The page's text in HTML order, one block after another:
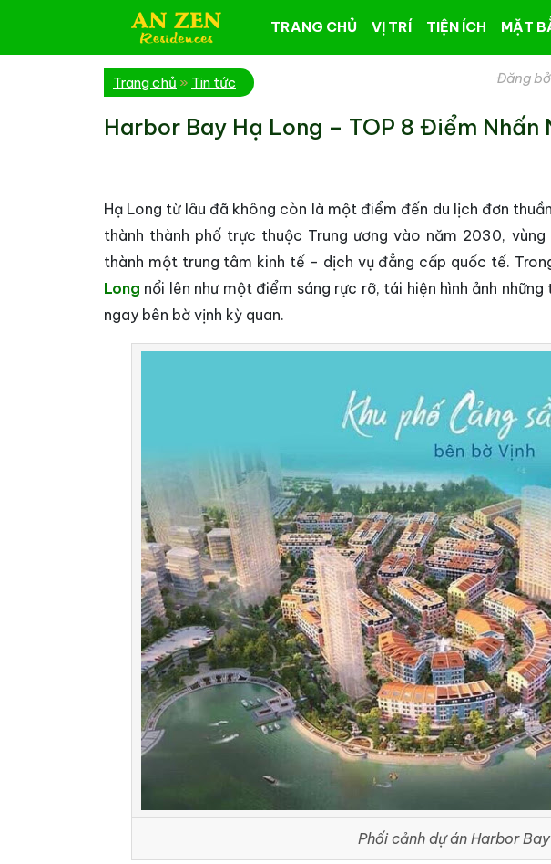
TRANG CHỦ VỊ TRÍ TIỆN ÍCH MẶT
Trang chủ » Tin tức Đăng
Harbor Bay Hạ Long – TOP 8 Điểm Nhấn
Hạ Long từ lâu đã không còn là một điểm đến du lịch đơn
thành thành phố trực thuộc Trung ương vào năm 2030,
thành một trung tâm kinh tế - dịch vụ đẳng cấp quốc tế.
Long nổi lên như một điểm sáng rực rỡ, tái hiện hình ảnh
ngay bên bờ vịnh kỳ quan.
Phối cảnh dự án Harbor